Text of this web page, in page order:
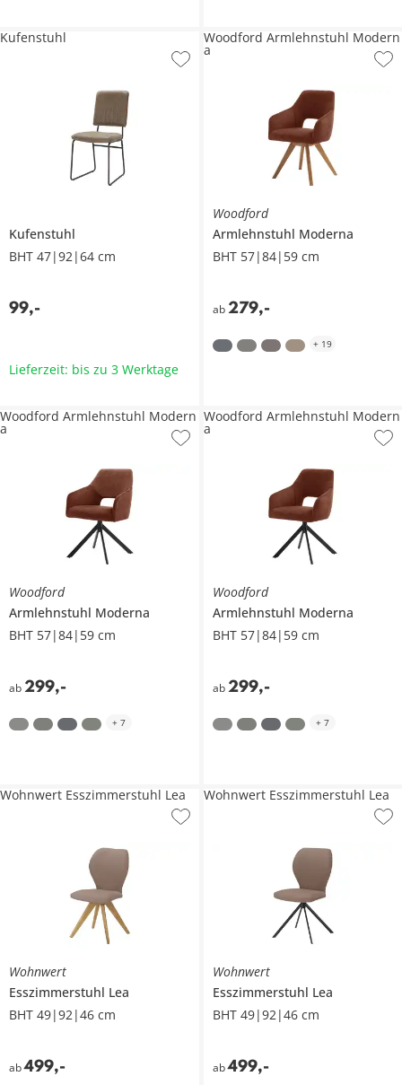
Kufenstuhl
BHT 47|92|64 cm
99,-
Kufenstuhl
Lieferzeit: bis zu 3 Werktage
Woodford
Armlehnstuhl Moderna
BHT 57|84|59 cm
ab 279,-
Woodford Armlehnstuhl Modern
a
+ 19
Woodford
Armlehnstuhl Moderna
BHT 57|84|59 cm
ab 299,-
Woodford Armlehnstuhl Modern
a
+ 7
Woodford
Armlehnstuhl Moderna
BHT 57|84|59 cm
ab 299,-
Woodford Armlehnstuhl Modern
a
+ 7
Wohnwert
Esszimmerstuhl Lea
BHT 49|92|46 cm
ab499,-
Wohnwert Esszimmerstuhl Lea
Wohnwert
Esszimmerstuhl Lea
BHT 49|92|46 cm
ab499,-
Wohnwert Esszimmerstuhl Lea